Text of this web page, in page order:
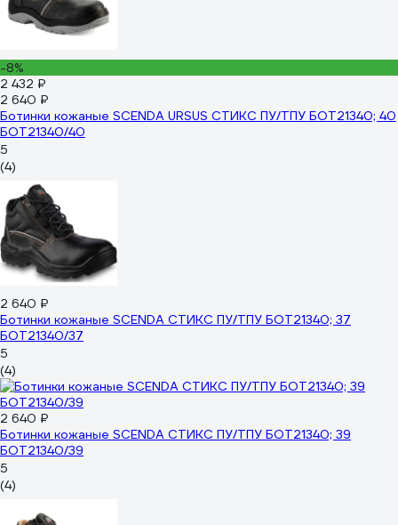
-8%
2 432 ₽
2 640 ₽
Ботинки кожаные SCENDA URSUS СТИКС ПУ/ТПУ БОТ21340; 40
БОТ21340/40
5
(4)
2 640 ₽
Ботинки кожаные SCENDA СТИКС ПУ/ТПУ БОТ21340; 37
БОТ21340/37
5
(4)
2 640 ₽
Ботинки кожаные SCENDA СТИКС ПУ/ТПУ БОТ21340; 39
БОТ21340/39
5
(4)